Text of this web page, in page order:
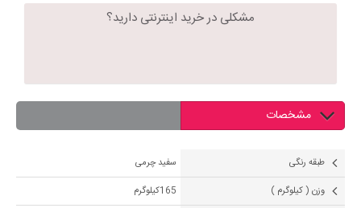
مشکلی در خرید اینترنتی دارید؟
مشخصات
طبقه رنگی
سفید چرمی
وزن ( کیلوگرم )
165کیلوگرم